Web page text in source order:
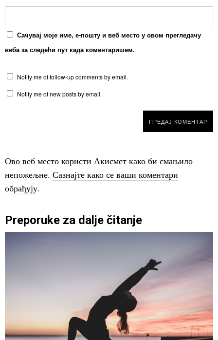
Сачувај моје име, е-пошту и веб место у овом прегледачу
веба за следећи пут када коментаришем.
Notify me of follow-up comments by email.
Notify me of new posts by email.
Ово веб место користи Акисмет како би смањило
непожељне. Сазнајте како се ваши коментари
обрађују.
Preporuke za dalje čitanje